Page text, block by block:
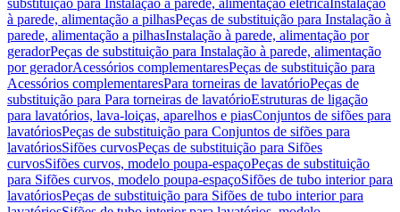
substituição para Instalação à parede, alimentação elétricaInstalação
à parede, alimentação a pilhasPeças de substituição para Instalação à
parede, alimentação a pilhasInstalação à parede, alimentação por
geradorPeças de substituição para Instalação à parede, alimentação
por geradorAcessórios complementaresPeças de substituição para
Acessórios complementaresPara torneiras de lavatórioPeças de
substituição para Para torneiras de lavatórioEstruturas de ligação
para lavatórios, lava-loiças, aparelhos e piasConjuntos de sifões para
lavatóriosPeças de substituição para Conjuntos de sifões para
lavatóriosSifões curvosPeças de substituição para Sifões
curvosSifões curvos, modelo poupa-espaçoPeças de substituição
para Sifões curvos, modelo poupa-espaçoSifões de tubo interior para
lavatóriosPeças de substituição para Sifões de tubo interior para